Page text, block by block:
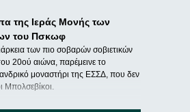
της Ιεράς Μονής των
του Πσκωφ
των πιο σοβαρών σοβιετικών
20ού αιώνα, παρέμεινε το
μοναστήρι της ΕΣΣΔ, που δεν
Μπολσεβίκοι.